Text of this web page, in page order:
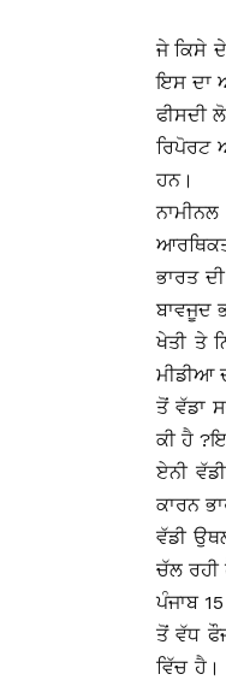
ਜੇ ਕਿਸੇ
ਇਸ ਦਾ
ਫੀਸਦੀ
ਰਿਪੋਰਟ
ਹਨ।
ਭਾਰਤ
ਬਾਵਜੂਦ
ਖੇਤੀ ਤੇ
ਮੀਡੀਆ
ਤੋਂ ਵੱਡਾ
ਕੀ ਹੈ
ਏਨੀ
ਕਾਰਨ
ਵੱਡੀ
ਚੱਲ
ਪੰਜਾਬ
ਤੋਂ ਵੱਧ
ਵਿੱਚ ਹੈ।